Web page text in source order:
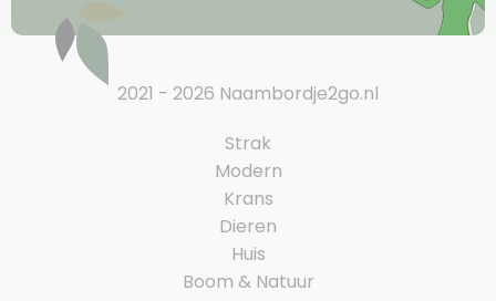
2021 - 2026 Naambordje2go.nl
Strak
Modern
Krans
Dieren
Huis
Boom & Natuur